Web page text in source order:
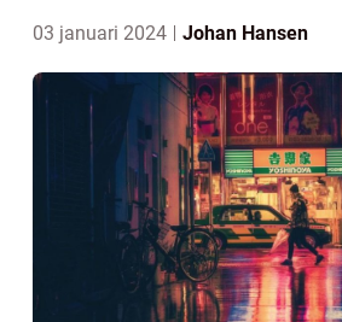
03 januari 2024 Johan Hansen